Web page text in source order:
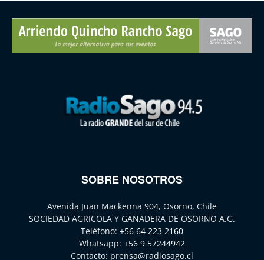
SOBRE NOSOTROS
Avenida Juan Mackenna 904, Osorno, Chile
SOCIEDAD AGRICOLA Y GANADERA DE OSORNO A.G.
Teléfono: +56 64 223 2160
Whatsapp: +56 9 57244942
Contacto: prensa@radiosago.cl